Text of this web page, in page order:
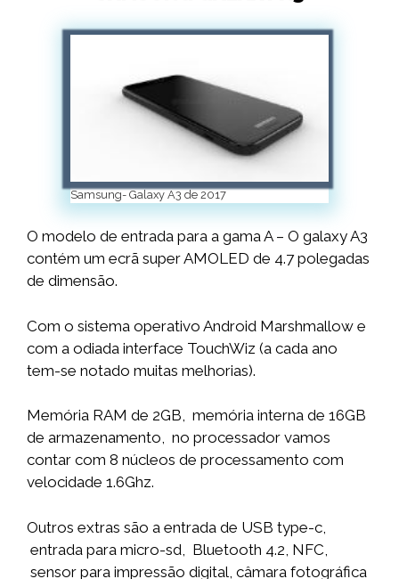
Samsung- Galaxy A3 de 2017
O modelo de entrada para a gama A – O galaxy A3
contém um ecrã super AMOLED de 4.7 polegadas
de dimensão.
Com o sistema operativo Android Marshmallow e
com a odiada interface TouchWiz (a cada ano
tem-se notado muitas melhorias).
Memória RAM de 2GB, memória interna de 16GB
de armazenamento, no processador vamos
contar com 8 núcleos de processamento com
velocidade 1.6Ghz.
Outros extras são a entrada de USB type-c,
entrada para micro-sd, Bluetooth 4.2, NFC,
sensor para impressão digital, câmara fotográfica